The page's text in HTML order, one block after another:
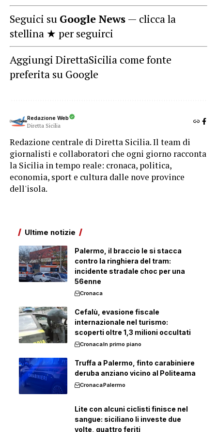
Seguici su Google News — clicca la
stellina ★ per seguirci
Aggiungi DirettaSicilia come fonte
preferita su Google
Redazione Web
Diretta Sicilia
Redazione centrale di Diretta Sicilia. Il team di
giornalisti e collaboratori che ogni giorno racconta
la Sicilia in tempo reale: cronaca, politica,
economia, sport e cultura dalle nove province
dell'isola.
Ultime notizie
Palermo, il braccio le si stacca
contro la ringhiera del tram:
incidente stradale choc per una
56enne
Cronaca
Cefalù, evasione fiscale
internazionale nel turismo:
scoperti oltre 1,3 milioni occultati
CronacaIn primo piano
Truffa a Palermo, finto carabiniere
deruba anziano vicino al Politeama
CronacaPalermo
Lite con alcuni ciclisti finisce nel
sangue: siciliano li investe due
volte, quattro feriti